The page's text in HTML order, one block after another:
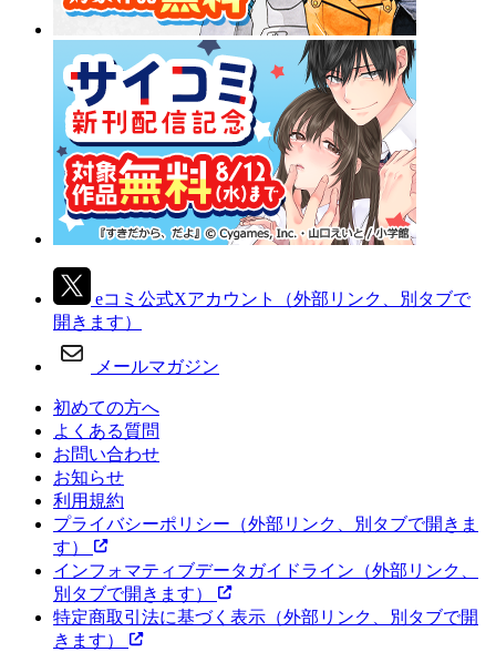
eコミ公式Xアカウント
（外部リンク、別タブで
開きます）
メールマガジン
初めての方へ
よくある質問
お問い合わせ
お知らせ
利用規約
プライバシーポリシー （外部リンク、別タブで開きま
す）
インフォマティブデータガイドライン （外部リンク、
別タブで開きます）
特定商取引法に基づく表示 （外部リンク、別タブで開
きます）